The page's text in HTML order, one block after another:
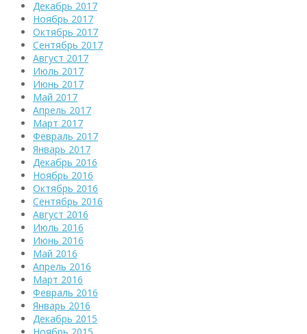
Декабрь 2017
Ноябрь 2017
Октябрь 2017
Сентябрь 2017
Август 2017
Июль 2017
Июнь 2017
Май 2017
Апрель 2017
Март 2017
Февраль 2017
Январь 2017
Декабрь 2016
Ноябрь 2016
Октябрь 2016
Сентябрь 2016
Август 2016
Июль 2016
Июнь 2016
Май 2016
Апрель 2016
Март 2016
Февраль 2016
Январь 2016
Декабрь 2015